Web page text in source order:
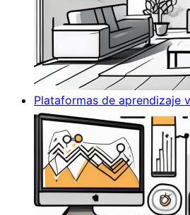
Plataformas de aprendizaje